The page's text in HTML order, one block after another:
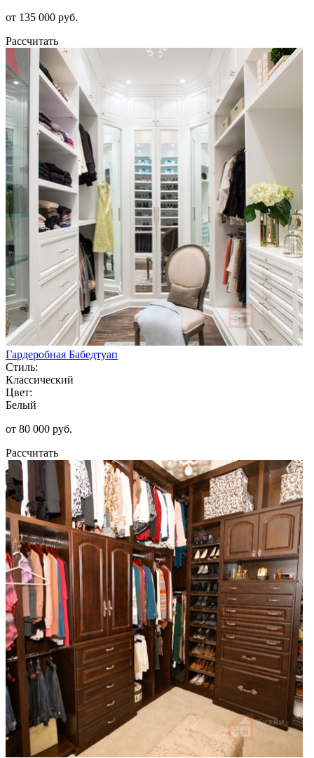
от 135 000 руб.
Рассчитать
Гардеробная Бабедтуап
Стиль:
Классический
Цвет:
Белый
от 80 000 руб.
Рассчитать